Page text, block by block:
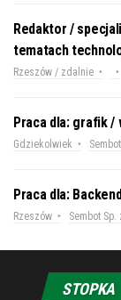
Redaktor /
tematach
Rzeszów / zdalnie
Praca dla: grafik /
Gdziekolwiek
Praca dla:
Rzeszów Sembot Sp.
STOPKA